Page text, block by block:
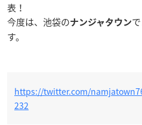
表！
今度は、池袋のナンジャタウン
す。
https://twitter.com/
232